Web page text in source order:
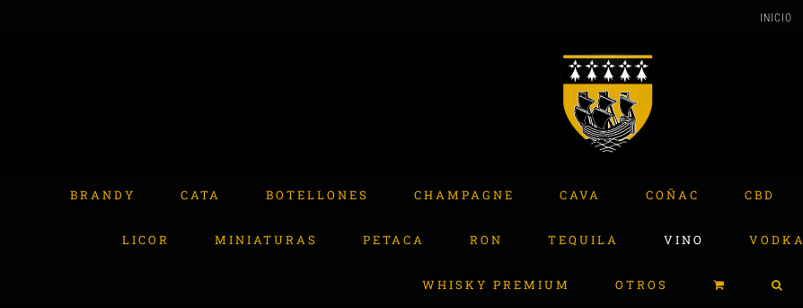
INICIO
BRANDY CATA BOTELLONES CHAMPAGNE CAVA COÑAC CBD
LICOR MINIATURAS PETACA RON TEQUILA VINO VODKA
WHISKY PREMIUM OTROS